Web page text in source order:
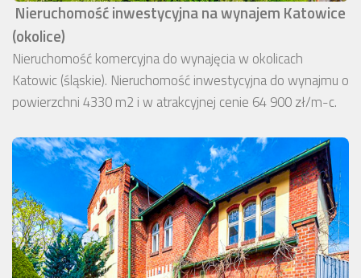
Nieruchomość inwestycyjna na wynajem Katowice
(okolice)
Nieruchomość komercyjna do wynajęcia w okolicach
Katowic (śląskie). Nieruchomość inwestycyjna do wynajmu o
powierzchni 4330 m2 i w atrakcyjnej cenie 64 900 zł/m-c.